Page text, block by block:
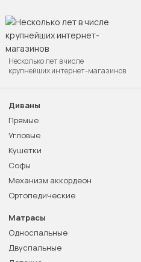
Несколько лет в числе
крупнейших интернет-магазинов
Диваны
Прямые
Угловые
Кушетки
Софы
Механизм аккордеон
Ортопедические
Матрасы
Односпальные
Двуспальные